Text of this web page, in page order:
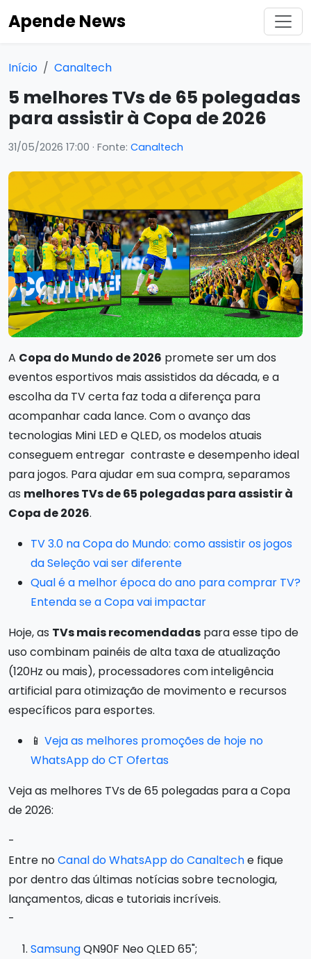
Apende News
Início Canaltech
5 melhores TVs de 65 polegadas
para assistir à Copa de 2026
31/05/2026 17:00 · Fonte: Canaltech
A Copa do Mundo de 2026 promete ser um dos
eventos esportivos mais assistidos da década, e a
escolha da TV certa faz toda a diferença para
acompanhar cada lance. Com o avanço das
tecnologias Mini LED e QLED, os modelos atuais
conseguem entregar contraste e desempenho ideal
para jogos. Para ajudar em sua compra, separamos
as melhores TVs de 65 polegadas para assistir à
Copa de 2026.
TV 3.0 na Copa do Mundo: como assistir os jogos
da Seleção vai ser diferente
Qual é a melhor época do ano para comprar TV?
Entenda se a Copa vai impactar
Hoje, as TVs mais recomendadas para esse tipo de
uso combinam painéis de alta taxa de atualização
(120Hz ou mais), processadores com inteligência
artificial para otimização de movimento e recursos
específicos para esportes.
📱 Veja as melhores promoções de hoje no
WhatsApp do CT Ofertas
Veja as melhores TVs de 65 polegadas para a Copa
de 2026:
-
Entre noCanal do WhatsApp do Canalteche fique
por dentro das últimas notícias sobre tecnologia,
lançamentos, dicas e tutoriais incríveis.
-
SamsungQN90F Neo QLED 65";